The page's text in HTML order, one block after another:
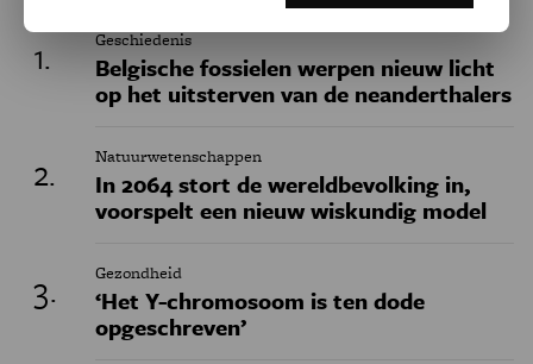
Geschiedenis
Belgische fossielen werpen nieuw licht
op het uitsterven van de neanderthalers
Natuurwetenschappen
In 2064 stort de wereldbevolking in,
voorspelt een nieuw wiskundig model
Gezondheid
‘Het Y-chromosoom is ten dode
opgeschreven’